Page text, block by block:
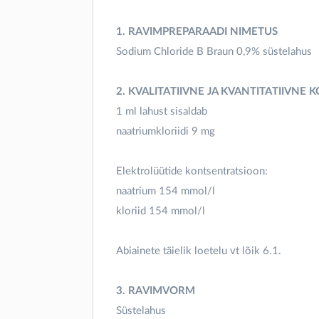
1. RAVIMPREPARAADI NIMETUS
Sodium Chloride B Braun 0,9% süstelahus
2. KVALITATIIVNE JA KVANTITATIIVNE
1 ml lahust sisaldab
naatriumkloriidi 9 mg
Elektrolüütide kontsentratsioon:
naatrium 154 mmol/l
kloriid 154 mmol/l
Abiainete täielik loetelu vt lõik 6.1.
3. RAVIMVORM
Süstelahus